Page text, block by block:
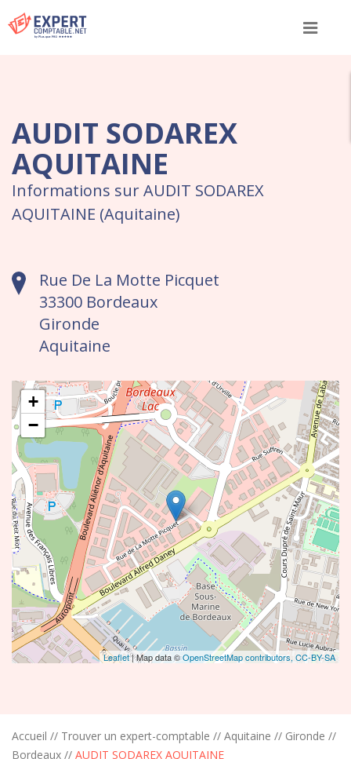
Menu
AUDIT SODAREX
AQUITAINE
Informations sur AUDIT SODAREX
AQUITAINE (Aquitaine)
Rue De La Motte Picquet
33300 Bordeaux
Gironde
Aquitaine
+
−
Leaflet| Map data ©OpenStreetMap contributors, CC-BY-SA
Accueil // Trouver un expert-comptable // Aquitaine // Gironde //
Bordeaux // AUDIT SODAREX AQUITAINE